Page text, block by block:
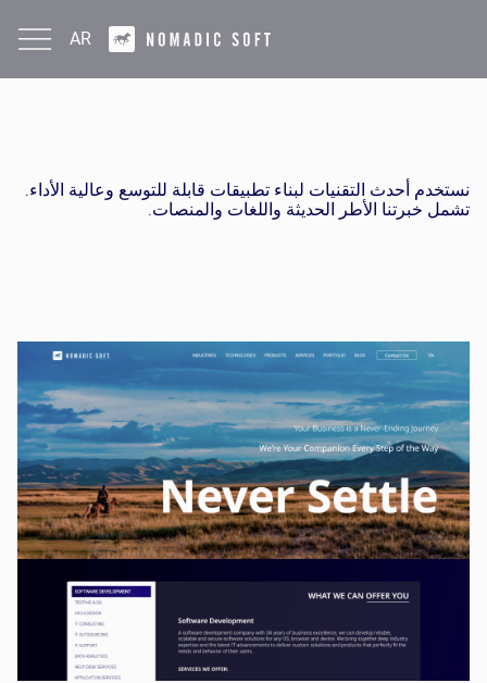
AR
تقنياتنا
نستخدم أحدث التقنيات لبناء تطبيقات قابلة للتوسع وعالية الأداء.
تشمل خبرتنا الأطر الحديثة واللغات والمنصات.